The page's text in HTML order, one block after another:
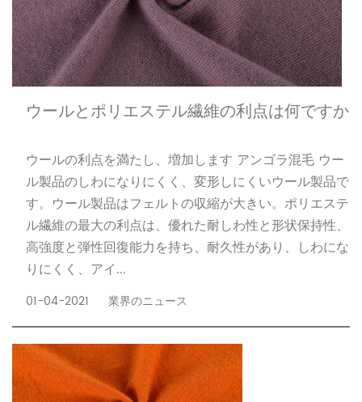
ウールとポリエステル繊維の利点は何ですか
ウールの利点を満たし、増加します アンゴラ混毛 ウー
ル製品のしわになりにくく、変形しにくいウール製品で
す。ウール製品はフェルトの収縮が大きい。ポリエステ
ル繊維の最大の利点は、優れた耐しわ性と形状保持性、
高強度と弾性回復能力を持ち、耐久性があり、しわにな
りにくく、アイ...
01-04-2021 業界のニュース